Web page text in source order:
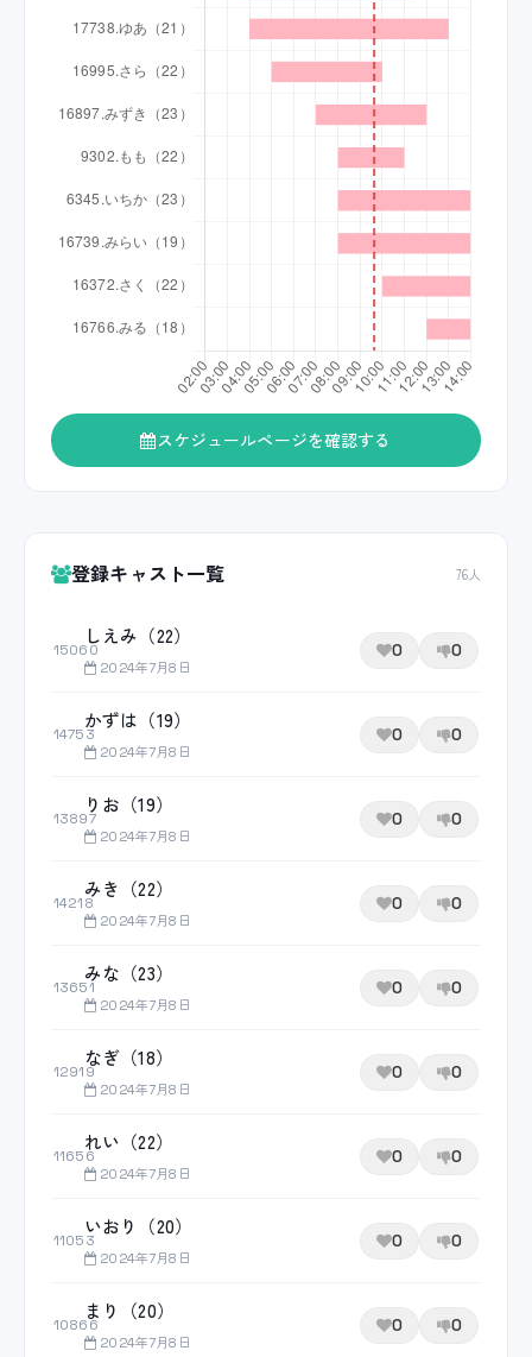
スケジュールページを確認する
登録キャスト一覧 76人
15060
しえみ（22）
2024年7月8日
0 0
14753
かずは（19）
2024年7月8日
0 0
13897
りお（19）
2024年7月8日
0 0
14218
みき（22）
2024年7月8日
0 0
13651
みな（23）
2024年7月8日
0 0
12919
なぎ（18）
2024年7月8日
0 0
11656
れい（22）
2024年7月8日
0 0
11053
いおり（20）
2024年7月8日
0 0
10866
まり（20）
2024年7月8日
0 0